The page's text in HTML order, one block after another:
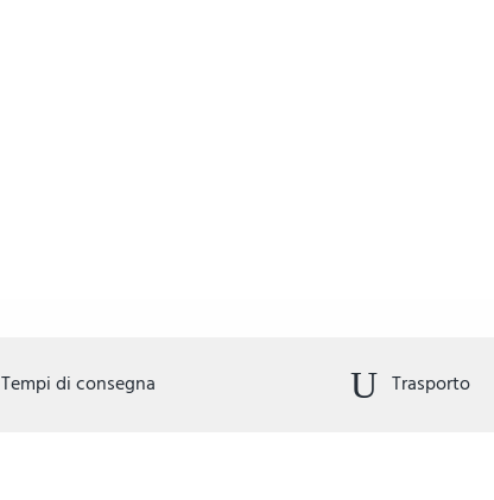
Tempi di consegna Trasporto